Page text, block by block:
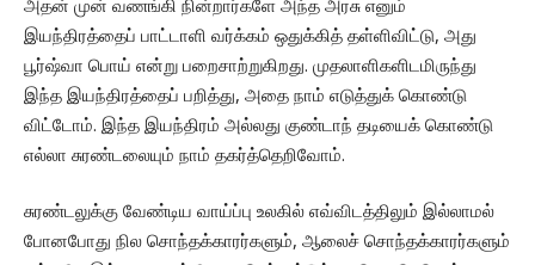
அதன் முன் வணங்கி நின்றார்களே அந்த அரசு எனும்
இயந்திரத்தைப் பாட்டாளி வர்க்கம் ஒதுக்கித் தள்ளிவிட்டு, அது
பூர்ஷ்வா பொய் என்று பறைசாற்றுகிறது. முதலாளிகளிடமிருந்து
இந்த இயந்திரத்தைப் பறித்து, அதை நாம் எடுத்துக் கொண்டு
விட்டோம். இந்த இயந்திரம் அல்லது குண்டாந் தடியைக் கொண்டு
எல்லா சுரண்டலையும் நாம் தகர்த்தெறிவோம்.
சுரண்டலுக்கு வேண்டிய வாய்ப்பு உலகில் எவ்விடத்திலும் இல்லாமல்
போனபோது நில சொந்தக்காரர்களும், ஆலைச் சொந்தக்காரர்களும்